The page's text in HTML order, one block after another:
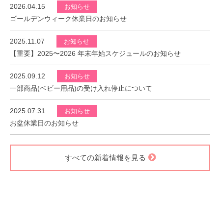
2026.04.15 お知らせ
ゴールデンウィーク休業日のお知らせ
2025.11.07 お知らせ
【重要】2025〜2026 年末年始スケジュールのお知らせ
2025.09.12 お知らせ
一部商品(ベビー用品)の受け入れ停止について
2025.07.31 お知らせ
お盆休業日のお知らせ
すべての新着情報を見る